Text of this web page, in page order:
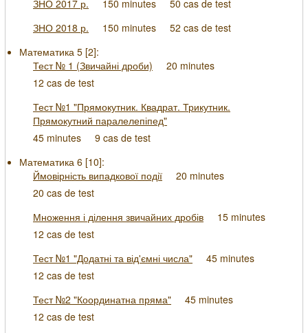
ЗНО 2017 р. 150 minutes
50 cas de test
ЗНО 2018 р.
150 minutes
52 cas de test
Математика 5 [2]:
Тест № 1 (Звичайні дроби)
20 minutes
12 cas de test
Тест №1 "Прямокутник. Квадрат. Трикутник.
Прямокутний паралелепіпед"
45 minutes
9 cas de test
Математика 6 [10]:
Ймовірність випадкової події
20 minutes
20 cas de test
Множення і ділення звичайних дробів
15 minutes
12 cas de test
Тест №1 "Додатні та від'ємні числа"
45 minutes
12 cas de test
Тест №2 "Координатна пряма"
45 minutes
12 cas de test